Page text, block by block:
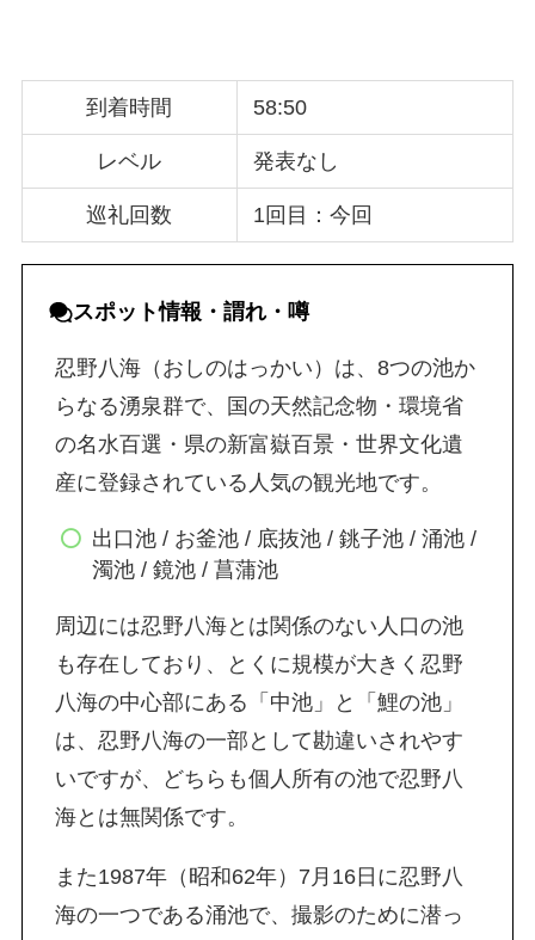
到着時間 58:50
レベル 発表なし
巡礼回数 1回目：今回
スポット情報・謂れ・噂
忍野八海（おしのはっかい）は、8つの池か
らなる湧泉群で、国の天然記念物・環境省
の名水百選・県の新富嶽百景・世界文化遺
産に登録されている人気の観光地です。
出口池 / お釜池 / 底抜池 / 銚子池 / 涌池 /
濁池 / 鏡池 / 菖蒲池
周辺には忍野八海とは関係のない人口の池
も存在しており、とくに規模が大きく忍野
八海の中心部にある「中池」と「鯉の池」
は、忍野八海の一部として勘違いされやす
いですが、どちらも個人所有の池で忍野八
海とは無関係です。
また1987年（昭和62年）7月16日に忍野八
海の一つである涌池で、撮影のために潜っ